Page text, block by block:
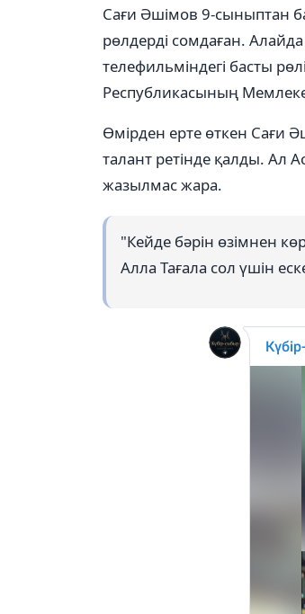
Сағи Әшімов 9-сыныптан
рөлдерді сомдаған.
телефильміндегі басты
Республикасының
Өмірден ерте өткен Сағи
талант ретінде қалды. Ал
жазылмас жара.
"Кейде бәрін өзімнен
Алла Тағала сол үшін